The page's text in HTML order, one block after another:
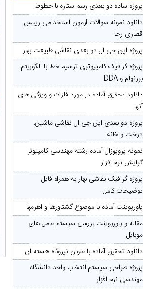
پروژه ساده دو بعدی رسم ستاره با خطوط
دانلود نمونه سوالات آزمون استخدامی رییس
قطاری رجا
پروژه اپن جی ال دو بعدی نقاشی طبیعت بهار
پروژه گرافیک کامپیوتری ترسیم خط با الگوریتم
برزنهام و DDA
دانلود تحقیق آماده در مورد فلزات و ویژگی های
آنها
پروژه دو بعدی اپن جی ال نقاشی ماشین،
درخت و خانه
نمونه پروپوزال آماده رشته مهندسی کامپیوتر
گرایش نرم افزار
پروژه گرافیک نقاشی بهار به همراه فایل
توضیحات کامل
پاورپوینت آماده با موضوع گشتاورها و اهرمها
مقاله و پاورپوینت بررسی سیستم عامل های
موبایل
دانلود تحقیق آماده با عنوان نیروگاه هسته ای
پروژه طراحی سیستم انتخاب واحد دانشگاه
مهندسی نرم افزار